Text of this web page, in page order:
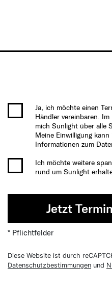
Ja, ich möchte einen
Händler vereinbaren.
mich Sunlight über alle
Meine Einwilligung
Informationen zum
Ich möchte weitere
rund um Sunlight
Jetzt
* Pflichtfelder
Diese Website ist durch
Datenschutzbestimmungen und